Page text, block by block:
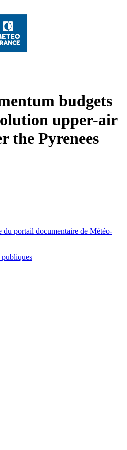
budgets
upper-air
the Pyrenees
du portail documentaire de Météo-